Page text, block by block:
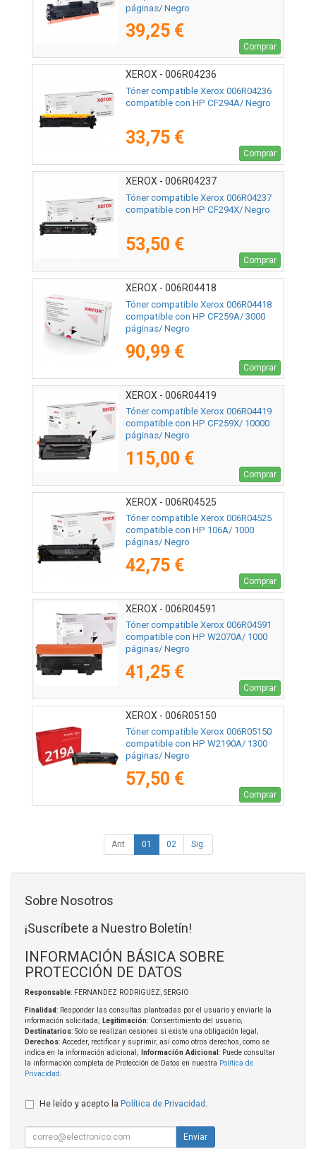
páginas/ Negro
39,25 €
Comprar
XEROX - 006R04236
Tóner compatible Xerox 006R04236
compatible con HP CF294A/ Negro
33,75 €
Comprar
XEROX - 006R04237
Tóner compatible Xerox 006R04237
compatible con HP CF294X/ Negro
53,50 €
Comprar
XEROX - 006R04418
Tóner compatible Xerox 006R04418
compatible con HP CF259A/ 3000
páginas/ Negro
90,99 €
Comprar
XEROX - 006R04419
Tóner compatible Xerox 006R04419
compatible con HP CF259X/ 10000
páginas/ Negro
115,00 €
Comprar
XEROX - 006R04525
Tóner compatible Xerox 006R04525
compatible con HP 106A/ 1000
páginas/ Negro
42,75 €
Comprar
XEROX - 006R04591
Tóner compatible Xerox 006R04591
compatible con HP W2070A/ 1000
páginas/ Negro
41,25 €
Comprar
XEROX - 006R05150
Tóner compatible Xerox 006R05150
compatible con HP W2190A/ 1300
páginas/ Negro
57,50 €
Comprar
Ant. 01 02 Sig.
Sobre Nosotros
¡Suscríbete a Nuestro Boletín!
INFORMACIÓN BÁSICA SOBRE
PROTECCIÓN DE DATOS
Responsable: FERNANDEZ RODRIGUEZ, SERGIO
Finalidad: Responder las consultas planteadas por el usuario y enviarle la
información solicitada; Legitimación: Consentimiento del usuario;
Destinatarios: Solo se realizan cesiones si existe una obligación legal;
Derechos: Acceder, rectificar y suprimir, así como otros derechos, como se
indica en la información adicional;
Información Adicional : Puede consultar
la información completa de Protección de Datos en nuestra Política de
Privacidad
He leído y acepto la Política de Privacidad
Enviar